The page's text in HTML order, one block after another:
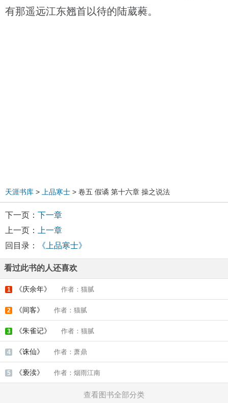
有那遥远江东翘首以待的陆葳蕤。
天涯书库 > 上品寒士 > 卷五 假谲 第十六章 操之说法
下一页： 下一章
上一页：
上一章
回目录：
《上品寒士》
看过此书的人还喜欢
1 《庆余年》 作者：猫腻
2 《间客》 作者：猫腻
3 《朱雀记》 作者：猫腻
4 《诛仙》 作者：萧鼎
5 《亵渎》 作者：烟雨江南
查看图书全部分类